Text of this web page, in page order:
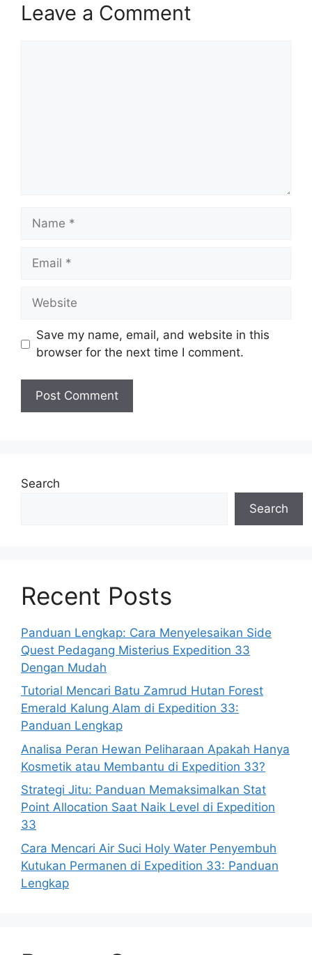
Leave a Comment
Name
Email
Website
Save my name, email, and website in this
browser for the next time I comment.
Search
Search
Recent Posts
Panduan Lengkap: Cara Menyelesaikan Side
Quest Pedagang Misterius Expedition 33
Dengan Mudah
Tutorial Mencari Batu Zamrud Hutan Forest
Emerald Kalung Alam di Expedition 33:
Panduan Lengkap
Analisa Peran Hewan Peliharaan Apakah Hanya
Kosmetik atau Membantu di Expedition 33?
Strategi Jitu: Panduan Memaksimalkan Stat
Point Allocation Saat Naik Level di Expedition
33
Cara Mencari Air Suci Holy Water Penyembuh
Kutukan Permanen di Expedition 33: Panduan
Lengkap